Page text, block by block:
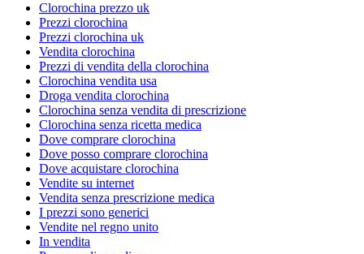
Clorochina prezzo uk
Prezzi clorochina
Prezzi clorochina uk
Vendita clorochina
Prezzi di vendita della clorochina
Clorochina vendita usa
Droga vendita clorochina
Clorochina senza vendita di prescrizione
Clorochina senza ricetta medica
Dove comprare clorochina
Dove posso comprare clorochina
Dove acquistare clorochina
Vendite su internet
Vendita senza prescrizione medica
I prezzi sono generici
Vendite nel regno unito
In vendita